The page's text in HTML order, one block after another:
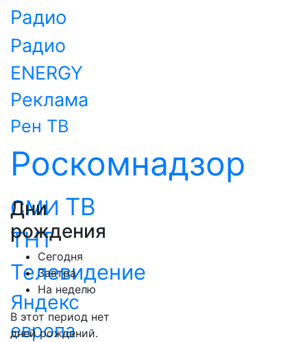
Радио
Радио
ENERGY
Реклама
Рен ТВ
Роскомнадзор
СМИ ТВ
ТНТ
Телевидение
Яндекс
европа
Дни
рождения
Сегодня
Завтра
На неделю
В этот период нет
дней рождений.